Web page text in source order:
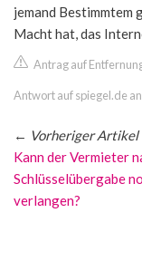
jemand Bestimmtem
Macht hat, das
Antrag auf
Antwort auf spiegel.de an
← Vorheriger Artikel
Kann der Vermieter
Schlüsselübergabe
verlangen?